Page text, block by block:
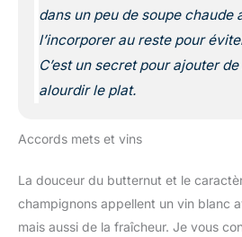
dans un peu de soupe chaude
l’incorporer au reste pour
C’est un secret pour ajouter
alourdir le plat.
Accords mets et vins
La douceur du butternut et le
champignons appellent un vin blanc
mais aussi de la fraîcheur. Je vous